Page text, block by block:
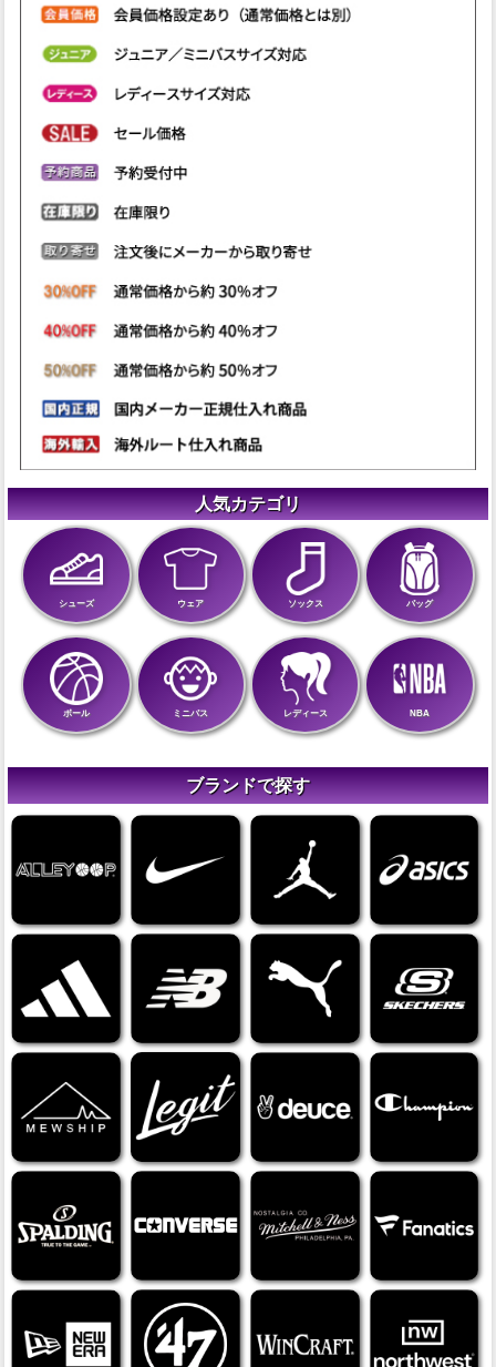
人気カテゴリ
シューズ ウェア ソックス バッグ
ボール ミニバス レディース NBA
ブランドで探す